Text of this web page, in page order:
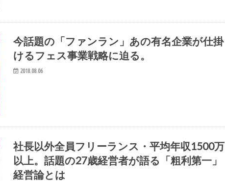
今話題の「ファンラン」あの有名企業が仕掛
けるフェス事業戦略に迫る。
2018.08.06
社長以外全員フリーランス・平均年収1500万
以上。話題の27歳経営者が語る「粗利第一」
経営論とは